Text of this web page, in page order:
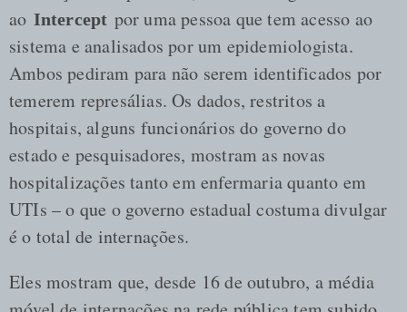
ao Intercept por uma pessoa que tem acesso ao
sistema e analisados por um epidemiologista.
Ambos pediram para não serem identificados por
temerem represálias. Os dados, restritos a
hospitais, alguns funcionários do governo do
estado e pesquisadores, mostram as novas
hospitalizações tanto em enfermaria quanto em
UTIs – o que o governo estadual costuma divulgar
é o total de internações.
Eles mostram que, desde 16 de outubro, a média